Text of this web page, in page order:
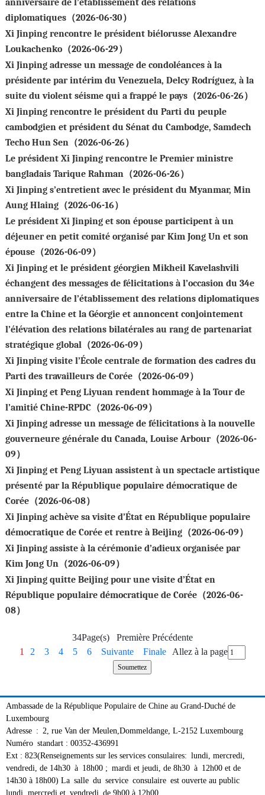
anniversaire de l’établissement des relations
diplomatiques（2026-06-30）
Xi Jinping rencontre le président biélorusse Alexandre
Loukachenko（2026-06-29）
Xi Jinping adresse un message de condoléances à la
présidente par intérim du Venezuela, Delcy Rodríguez, à la
suite du violent séisme qui a frappé le pays（2026-06-26）
Xi Jinping rencontre le président du Parti du peuple
cambodgien et président du Sénat du Cambodge, Samdech
Techo Hun Sen（2026-06-26）
Le président Xi Jinping rencontre le Premier ministre
bangladais Tarique Rahman（2026-06-26）
Xi Jinping s’entretient avec le président du Myanmar, Min
Aung Hlaing（2026-06-16）
Le président Xi Jinping et son épouse participent à un
déjeuner en petit comité organisé par Kim Jong Un et son
épouse（2026-06-09）
Xi Jinping et le président géorgien Mikheil Kavelashvili
échangent des messages de félicitations à l’occasion du 34e
anniversaire de l’établissement des relations diplomatiques
entre la Chine et la Géorgie et annoncent conjointement
l’élévation des relations bilatérales au rang de partenariat
stratégique global（2026-06-09）
Xi Jinping visite l’École centrale de formation des cadres du
Parti des travailleurs de Corée（2026-06-09）
Xi Jinping et Peng Liyuan rendent hommage à la Tour de
l’amitié Chine-RPDC（2026-06-09）
Xi Jinping adresse un message de félicitations à la nouvelle
gouverneure générale du Canada, Louise Arbour（2026-06-
09）
Xi Jinping et Peng Liyuan assistent à un spectacle artistique
présenté par la République populaire démocratique de
Corée（2026-06-08）
Xi Jinping achève sa visite d’État en République populaire
démocratique de Corée et rentre à Beijing（2026-06-09）
Xi Jinping assiste à la cérémonie d’adieux organisée par
Kim Jong Un（2026-06-09）
Xi Jinping quitte Beijing pour une visite d’État en
République populaire démocratique de Corée（2026-06-
08）
34Page(s) Première Précédente
1
2 3 4 5 6 Suivante Finale Allez à la page
Ambassade de la République Populaire de Chine au Grand-Duché de
Luxembourg
Adresse : 2, rue Van der Meulen,Dommeldange, L-2152 Luxembourg
Numéro standart : 00352-436991
Ext : 823(Renseignements sur les services consulaires: lundi, mercredi,
vendredi, de 14h30 à 18h00 ; mardi et jeudi, de 8h30 à 12h00 et de
14h30 à 18h00) La salle du service consulaire est ouverte au public
lundi, mercredi et vendredi de 9h00 à 12h00